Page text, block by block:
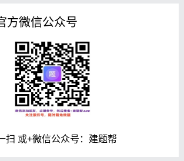
方微信公众号
扫 或+微信公众号：建题帮